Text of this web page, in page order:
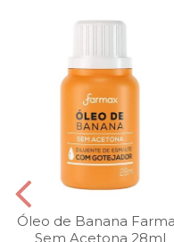
Óleo de Banana
Sem Acetona 28ml